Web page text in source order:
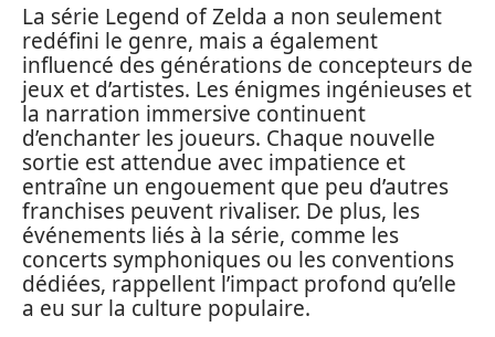
La série Legend of Zelda a non seulement
redéfini le genre, mais a également
influencé des générations de concepteurs de
jeux et d’artistes. Les énigmes ingénieuses et
la narration immersive continuent
d’enchanter les joueurs. Chaque nouvelle
sortie est attendue avec impatience et
entraîne un engouement que peu d’autres
franchises peuvent rivaliser. De plus, les
événements liés à la série, comme les
concerts symphoniques ou les conventions
dédiées, rappellent l’impact profond qu’elle
a eu sur la culture populaire.